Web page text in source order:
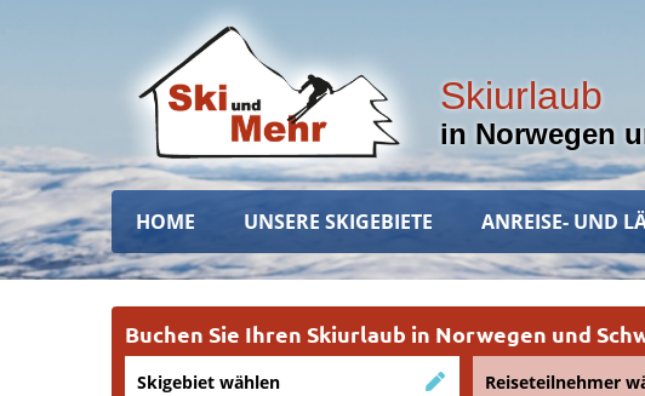
Skiurlaub
in Norwegen
Hauptnavigation
HOME UNSERE SKIGEBIETE ANREISE- UND
Buchen Sie Ihren Skiurlaub in Norwegen und
Skigebiet wählen Reiseteilnehmer